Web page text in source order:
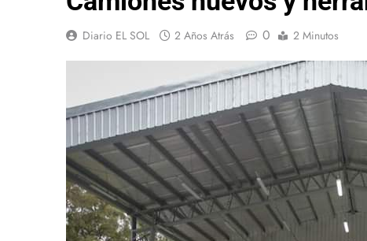
Diario EL SOL 2 Años Atrás 0 2 Minutos